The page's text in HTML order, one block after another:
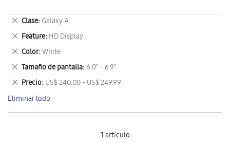
1artículo
Clase Galaxy A
Eliminar
este
artículo
Feature HD Display
Eliminar
este
artículo
Color White
Eliminar
este
artículo
Tamaño de pantalla 6.0" - 6.9"
Eliminar
este
artículo
Precio US$ 240.00 - US$ 249.99
Eliminar
este
artículo
Eliminar todo